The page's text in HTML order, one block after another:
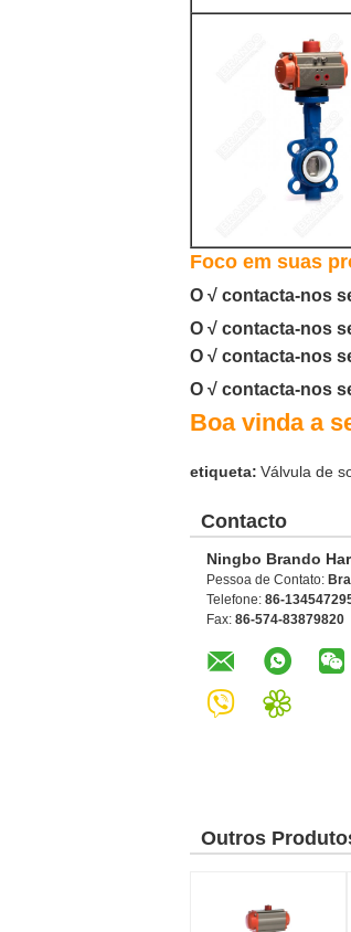
Foco em suas
O √ contacta-nos
O √ contacta-nos
O √ contacta-nos
O √ contacta-nos
Boa vinda a
etiqueta: Válvula de
Contacto
Ningbo Brando
Pessoa de Contato:
Telefone: 86-
Fax: 86-574-83879820
Outros